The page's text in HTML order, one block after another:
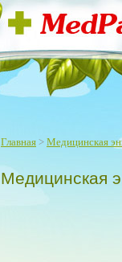
Главная > Медицинская
Медицинская